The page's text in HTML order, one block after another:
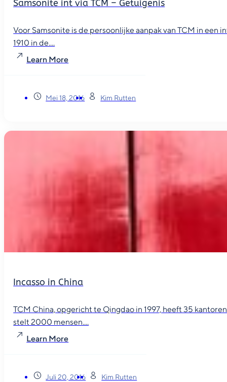
Samsonite int via TCM – Getuigenis
Voor Samsonite is de persoonlijke aanpak van TCM in een
1910 in de....
Learn More
Mei 18, 2016 Kim Rutten
Incasso in China
TCM China, opgericht te Qingdao in 1997, heeft 35
stelt 2000 mensen....
Learn More
Juli 20, 2016 Kim Rutten